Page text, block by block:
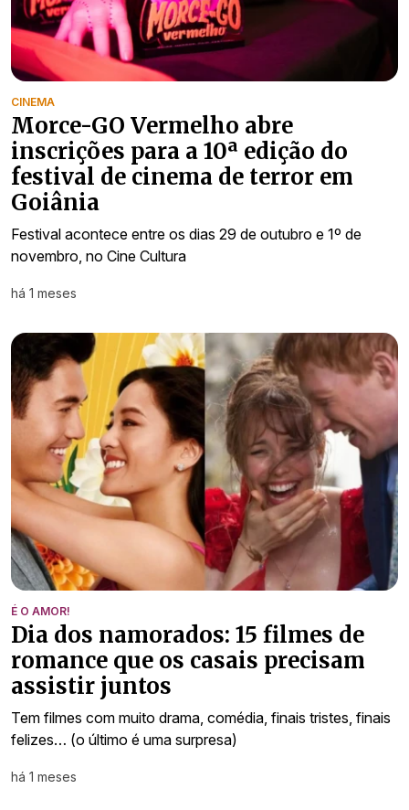
CINEMA
Morce-GO Vermelho abre
inscrições para a 10ª edição do
festival de cinema de terror em
Goiânia
Festival acontece entre os dias 29 de outubro e 1º de
novembro, no Cine Cultura
há 1 meses
É O AMOR!
Dia dos namorados: 15 filmes de
romance que os casais precisam
assistir juntos
Tem filmes com muito drama, comédia, finais tristes, finais
felizes… (o último é uma surpresa)
há 1 meses